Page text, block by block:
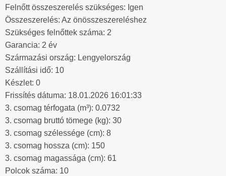
Felnőtt összeszerelés szükséges: Igen
Összeszerelés: Az önösszeszereléshez
Szükséges felnőttek száma: 2
Garancia: 2 év
Származási ország: Lengyelország
Szállítási idő: 10
Készlet: 0
Frissítés dátuma: 18.01.2026 16:01:33
3. csomag térfogata (m³): 0.0732
3. csomag bruttó tömege (kg): 30
3. csomag szélessége (cm): 8
3. csomag hossza (cm): 150
3. csomag magassága (cm): 61
Polcok száma: 10